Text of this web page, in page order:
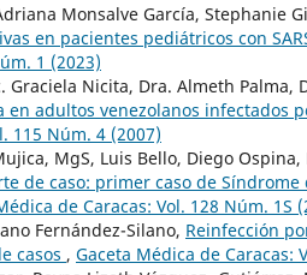
Monsalve García, Stephanie
en pacientes pediátricos con
1 (2023)
Nicita, Dra. Almeth Palma,
en adultos venezolanos
115 Núm. 4 (2007)
MgS, Luis Bello, Diego
de caso: primer caso de
de Caracas: Vol. 128 Núm. 1S
Fernández-Silano, Reinfección
casos , Gaceta Médica de Caracas: